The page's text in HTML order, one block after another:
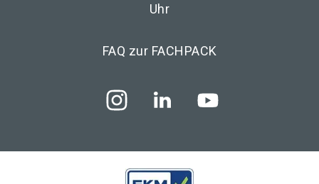
Uhr
FAQ zur FACHPACK